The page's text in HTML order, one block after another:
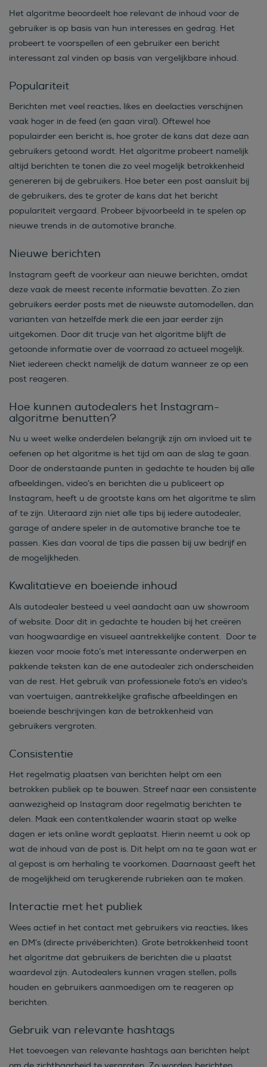
Het algoritme beoordeelt hoe relevant de inhoud voor de
gebruiker is op basis van hun interesses en gedrag. Het
probeert te voorspellen of een gebruiker een bericht
interessant zal vinden op basis van vergelijkbare inhoud.
Populariteit
Berichten met veel reacties, likes en deelacties verschijnen
vaak hoger in de feed (en gaan viral). Oftewel hoe
populairder een bericht is, hoe groter de kans dat deze aan
gebruikers getoond wordt. Het algoritme probeert namelijk
altijd berichten te tonen die zo veel mogelijk betrokkenheid
genereren bij de gebruikers. Hoe beter een post aansluit bij
de gebruikers, des te groter de kans dat het bericht
populariteit vergaard. Probeer bijvoorbeeld in te spelen op
nieuwe trends in de automotive branche.
Nieuwe berichten
Instagram geeft de voorkeur aan nieuwe berichten, omdat
deze vaak de meest recente informatie bevatten. Zo zien
gebruikers eerder posts met de nieuwste automodellen, dan
varianten van hetzelfde merk die een jaar eerder zijn
uitgekomen. Door dit trucje van het algoritme blijft de
getoonde informatie over de voorraad zo actueel mogelijk.
Niet iedereen checkt namelijk de datum wanneer ze op een
post reageren.
Hoe kunnen autodealers het Instagram-
algoritme benutten?
Nu u weet welke onderdelen belangrijk zijn om invloed uit te
oefenen op het algoritme is het tijd om aan de slag te gaan.
Door de onderstaande punten in gedachte te houden bij alle
afbeeldingen, video’s en berichten die u publiceert op
Instagram, heeft u de grootste kans om het algoritme te slim
af te zijn. Uiteraard zijn niet alle tips bij iedere autodealer,
garage of andere speler in de automotive branche toe te
passen. Kies dan vooral de tips die passen bij uw bedrijf en
de mogelijkheden.
Kwalitatieve en boeiende inhoud
Als autodealer besteed u veel aandacht aan uw showroom
of website. Door dit in gedachte te houden bij het creëren
van hoogwaardige en visueel aantrekkelijke content. Door te
kiezen voor mooie foto’s met interessante onderwerpen en
pakkende teksten kan de ene autodealer zich onderscheiden
van de rest. Het gebruik van professionele foto's en video's
van voertuigen, aantrekkelijke grafische afbeeldingen en
boeiende beschrijvingen kan de betrokkenheid van
gebruikers vergroten.
Consistentie
Het regelmatig plaatsen van berichten helpt om een
betrokken publiek op te bouwen. Streef naar een consistente
aanwezigheid op Instagram door regelmatig berichten te
delen. Maak een contentkalender waarin staat op welke
dagen er iets online wordt geplaatst. Hierin neemt u ook op
wat de inhoud van de post is. Dit helpt om na te gaan wat er
al gepost is om herhaling te voorkomen. Daarnaast geeft het
de mogelijkheid om terugkerende rubrieken aan te maken.
Interactie met het publiek
Wees actief in het contact met gebruikers via reacties, likes
en DM’s (directe privéberichten). Grote betrokkenheid toont
het algoritme dat gebruikers de berichten die u plaatst
waardevol zijn. Autodealers kunnen vragen stellen, polls
houden en gebruikers aanmoedigen om te reageren op
berichten.
Gebruik van relevante hashtags
Het toevoegen van relevante hashtags aan berichten helpt